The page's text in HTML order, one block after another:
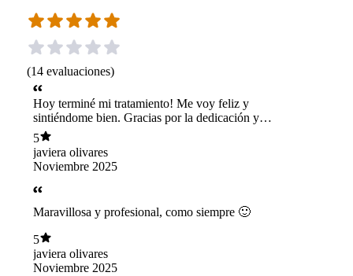
(14 evaluaciones)
Hoy terminé mi tratamiento! Me voy feliz y
sintiéndome bien. Gracias por la dedicación y
profesionalismo!
5
javiera olivares
Noviembre 2025
Maravillosa y profesional, como siempre 🙂
5
javiera olivares
Noviembre 2025